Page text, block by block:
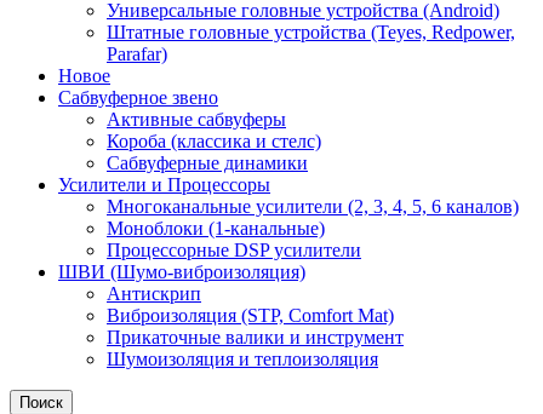
Универсальные головные устройства (Android)
Штатные головные устройства (Teyes, Redpower,
Parafar)
Новое
Сабвуферное звено
Активные сабвуферы
Короба (классика и стелс)
Сабвуферные динамики
Усилители и Процессоры
Многоканальные усилители (2, 3, 4, 5, 6 каналов)
Моноблоки (1-канальные)
Процессорные DSP усилители
ШВИ (Шумо-виброизоляция)
Антискрип
Виброизоляция (STP, Comfort Mat)
Прикаточные валики и инструмент
Шумоизоляция и теплоизоляция
Поиск